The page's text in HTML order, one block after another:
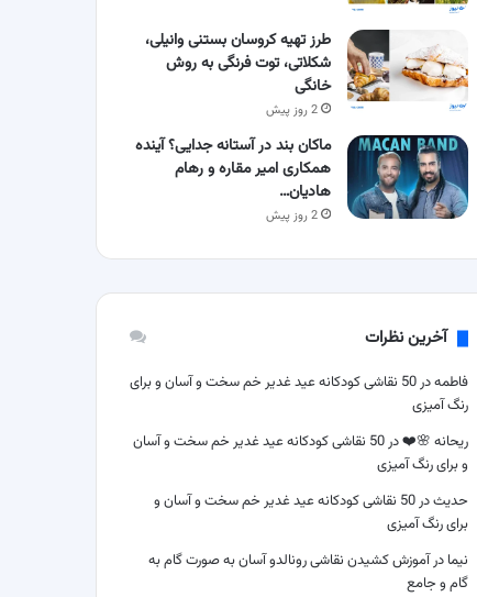
طرز تهیه کروسان بستنی وانیلی،
شکلاتی، توت فرنگی به روش
خانگی
2 روز پیش
ماکان بند در آستانه جدایی؟ آینده
همکاری امیر مقاره و رهام
هادیان…
2 روز پیش
آخرین نظرات
فاطمهدر
50 نقاشی کودکانه عید غدیر خم سخت و آسان و برای
رنگ آمیزی
ریحانه 🌸❤️در
50 نقاشی کودکانه عید غدیر خم سخت و آسان
و برای رنگ آمیزی
حدیثدر
50 نقاشی کودکانه عید غدیر خم سخت و آسان و
برای رنگ آمیزی
نیما درآموزش کشیدن نقاشی رونالدو آسان به صورت گام به
گام و جامع